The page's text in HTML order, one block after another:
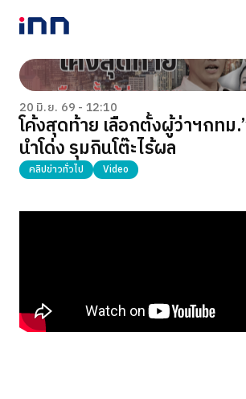
NEWS
ENTERTAINMENT
LIFESTYLE
HOROSCOPE
LOTTERY
VIDEO
20 มิ.ย. 69 - 12:10
โค้งสุดท้าย เลือกตั้งผู้ว่าฯกทม
นำโด่ง รุมกินโต๊ะไร้ผล
คลิปข่าวทั่วไป Video